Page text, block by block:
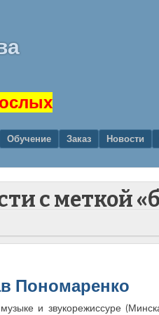
Обучение Заказ Новости
с меткой
Пономаренко
и звукорежиссуре